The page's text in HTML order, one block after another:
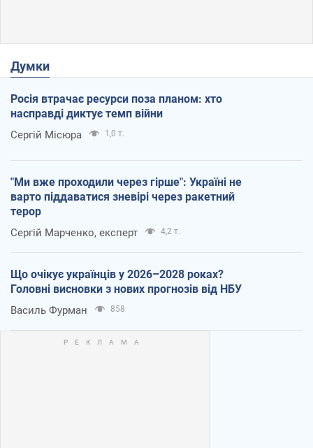
Думки
Росія втрачає ресурси поза планом: хто
насправді диктує темп війни
Сергій Місюра 1,0 т.
"Ми вже проходили через гірше": Україні не
варто піддаватися зневірі через ракетний
терор
Сергій Марченко, експерт 4,2 т.
Що очікує українців у 2026–2028 роках?
Головні висновки з нових прогнозів від НБУ
Василь Фурман 858